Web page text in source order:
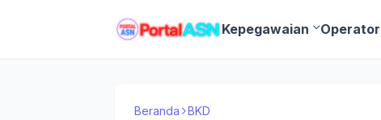
Kepegawaian
Beranda BKD